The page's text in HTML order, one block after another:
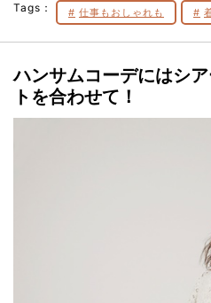
Tags： 仕事もおしゃれも
ハンサムコーデにはシ
トを合わせて！